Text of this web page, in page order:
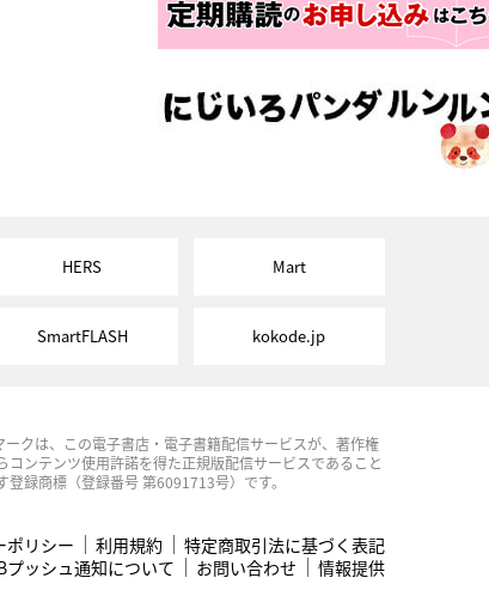
HERS Mart
SmartFLASH kokode.jp
ークは、この電子書店・電子書籍配信サービスが、著作権
コンテンツ使用許諾を得た正規版配信サービスであること
登録商標（登録番号 第6091713号）です。
ポリシー 利用規約
特定商取引法に基づく表記
プッシュ通知について お問い合わせ 情報提供